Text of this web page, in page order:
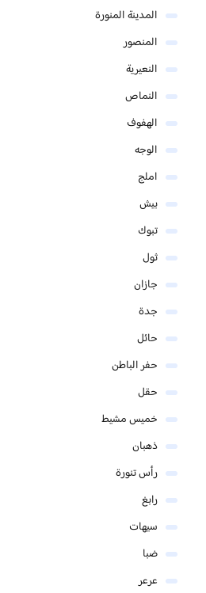
المدينة المنورة
المنصور
النعيرية
النماص
الهفوف
الوجه
املج
بيش
تبوك
ثول
جازان
جدة
حائل
حفر الباطن
حقل
خميس مشيط
ذهبان
رأس تنورة
رابغ
سيهات
ضبا
عرعر